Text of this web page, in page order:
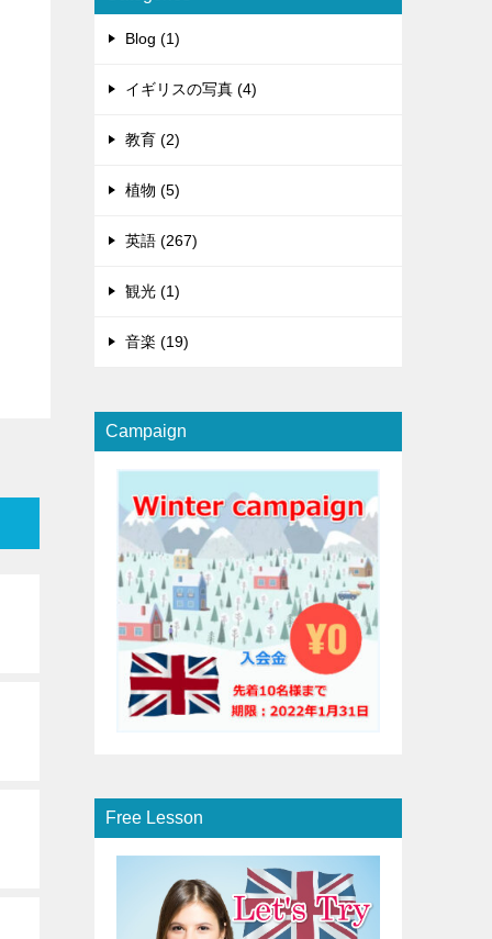
Blog (1)
イギリスの写真 (4)
教育 (2)
植物 (5)
英語 (267)
観光 (1)
音楽 (19)
Campaign
Free Lesson